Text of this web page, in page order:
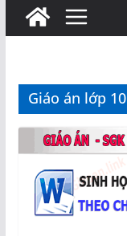
Giáo án lớp 10